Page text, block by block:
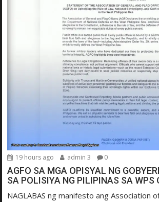
19 hours ago admin 3 0
AGFO SA MGA OPISYAL NG
SA POLISIYA NG PILIPINAS SA WPS
NAGLABAS ng manifesto ang Association